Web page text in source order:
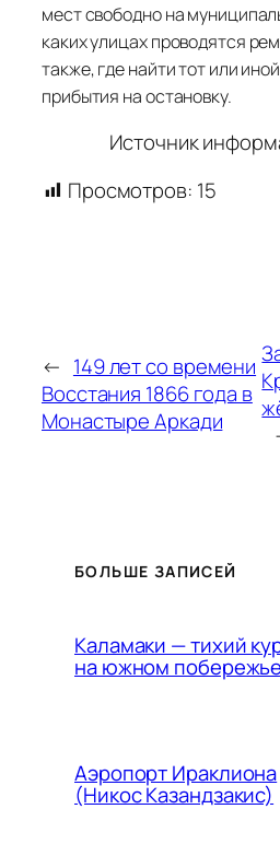
мест свободно на
каких улицах проводятся
также, где найти тот или
прибытия на остановку.
Источник
Просмотров: 15
← 149 лет со времени
Восстания 1866 года в
Монастыре Аркади
БОЛЬШЕ ЗАПИСЕЙ
Каламаки — тихий
на южном побережье
Аэропорт Ираклиона
(Никос Казандзакис)